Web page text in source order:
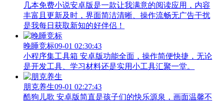
几本免费小说安卓版是一款让我满意的阅读应用，内容
丰富且更新及时，界面简洁清晰、操作流畅无广告干扰
是我每日获取新知的好伴侣！
晚睡竞标09-01 02:30:43
小程序集工具箱 安卓版功能全面，操作简便快捷，无论
是开发工具、学习材料还是实用小工具汇聚一堂。
朋克养生09-01 02:27:43
酷狗儿歌 安卓版简直是孩子们的快乐源泉，画面温馨不